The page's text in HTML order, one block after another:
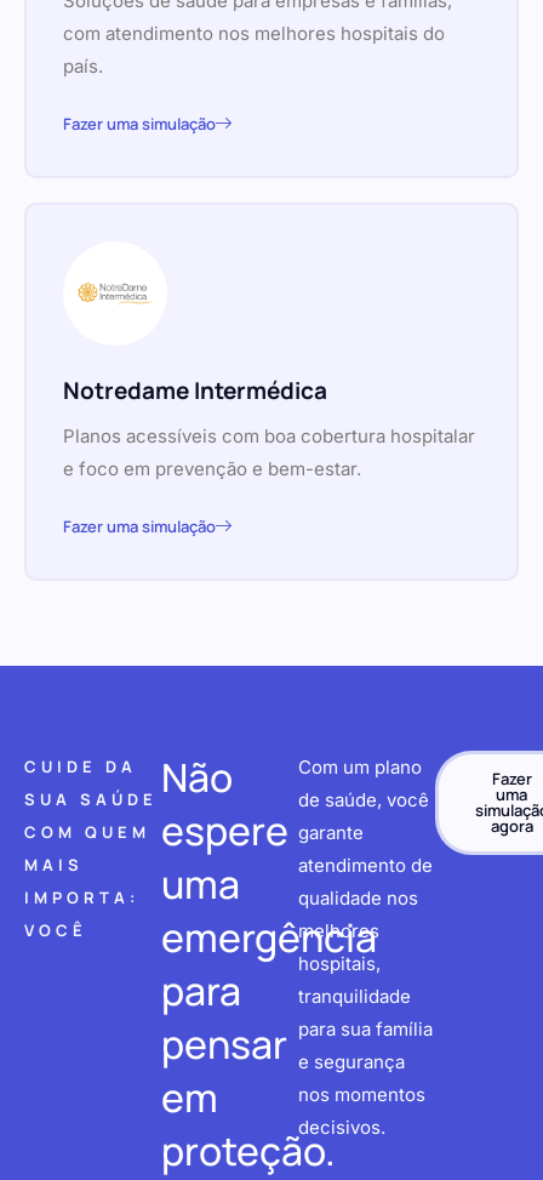
com atendimento nos melhores hospitais do
país.
Fazer uma simulação
Notredame Intermédica
Planos acessíveis com boa cobertura hospitalar
e foco em prevenção e bem-estar.
Fazer uma simulação
CUIDE DA
SUA SAÚDE
COM QUEM
MAIS
IMPORTA:
VOCÊ
Não
espere
uma
emergência
para
pensar
em
proteção.
Com um plano
de saúde, você
garante
atendimento de
qualidade nos
melhores
hospitais,
tranquilidade
para sua família
e segurança
nos momentos
decisivos.
Fazer
uma
agora